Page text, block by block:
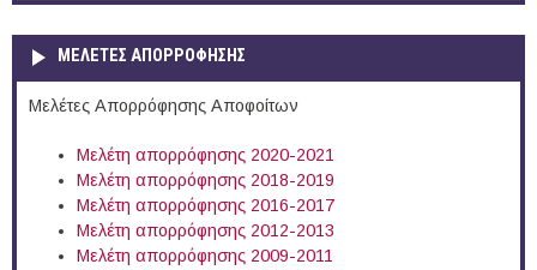
ΜΕΛΕΤΕΣ ΑΠΟΡΡΟΦΗΣΗΣ
Μελέτες Απορρόφησης Αποφοίτων
Μελέτη απορρόφησης 2020-2021
Μελέτη απορρόφησης 2018-2019
Μελέτη απορρόφησης 2016-2017
Μελέτη απορρόφησης 2012-2013
Μελέτη απορρόφησης 2009-2011